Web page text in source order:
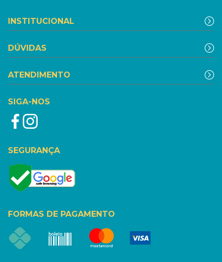
INSTITUCIONAL
DÚVIDAS
ATENDIMENTO
SIGA-NOS
SEGURANÇA
FORMAS DE PAGAMENTO